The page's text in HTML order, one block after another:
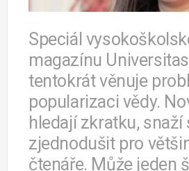
Speciál
magazínu
tentokrát věnuje
popularizaci vědy.
hledají zkratku, snaží
zjednodušit pro
čtenáře. Může jeden